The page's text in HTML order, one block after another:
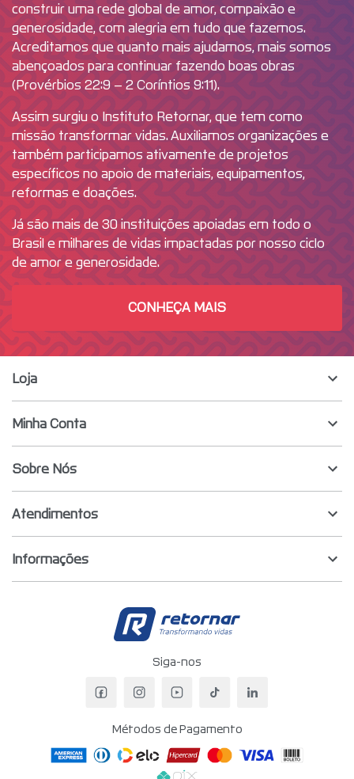
construir uma rede global de amor, compaixão e
generosidade, com alegria em tudo que fazemos.
Acreditamos que quanto mais ajudamos, mais somos
abençoados para continuar fazendo boas obras
(Provérbios 22:9 – 2 Coríntios 9:11).
Assim surgiu o Instituto Retornar, que tem como
missão transformar vidas. Auxiliamos organizações e
também participamos ativamente de projetos
específicos no apoio de materiais, equipamentos,
reformas e doações.
Já são mais de 30 instituições apoiadas em todo o
Brasil e milhares de vidas impactadas por nosso ciclo
de amor e generosidade.
CONHEÇA MAIS
Loja
Minha Conta
Sobre Nós
Atendimentos
Informações
Retornar -
Siga-nos
Facebook da Retornar
Instagram da Retornar
YouTube da Retornar
TikTok da Retornar
Métodos de Pagamento